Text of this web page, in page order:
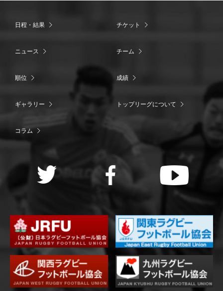
日程・結果 チケット
ニュース チーム
順位 成績
ギャラリー トップリーグについて
コラム